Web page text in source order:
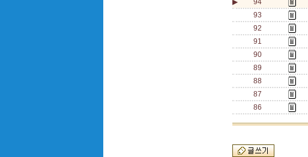
▶
94
93
92
91
90
89
88
87
86